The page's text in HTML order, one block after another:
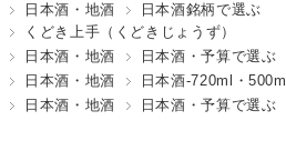
日本酒・地酒
日本酒銘柄で選ぶ
くどき上手（くどきじょうず）
日本酒・地酒
日本酒・予算で選ぶ
日本酒・地酒
日本酒-720ml・500ml
日本酒・地酒
日本酒・予算で選ぶ